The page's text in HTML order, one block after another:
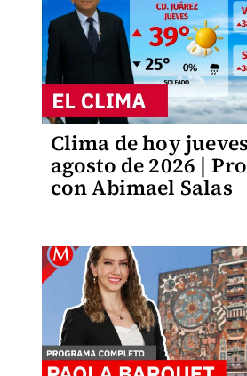
Clima de hoy
agosto de 2026 |
con Abimael Salas